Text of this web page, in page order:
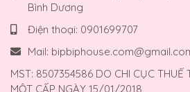
Bình Dương
Điện thoại: 0901699707
Mail:
MST: 8507354586 DO CHI CỤC THUẾ
MỘT CẤP NGÀY 15/01/2018